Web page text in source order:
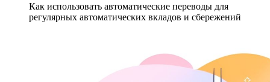
Как использовать автоматические переводы для
регулярных автоматических вкладов и сбережений